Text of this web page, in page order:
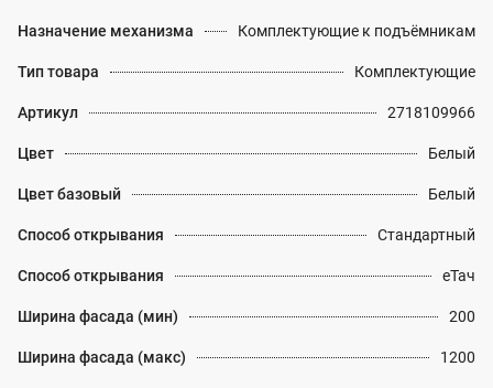
Назначение механизма Комплектующие к подъёмникам
Тип товара Комплектующие
Артикул 2718109966
Цвет Белый
Цвет базовый Белый
Способ открывания Стандартный
Способ открывания еТач
Ширина фасада (мин) 200
Ширина фасада (макс) 1200